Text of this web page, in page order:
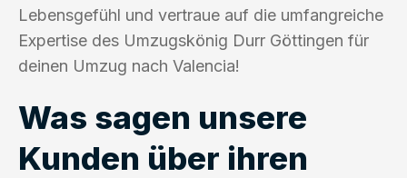
Lebensgefühl und vertraue auf die umfangreiche
Expertise des Umzugskönig Durr Göttingen für
deinen Umzug nach Valencia!
Was sagen unsere
Kunden über ihren